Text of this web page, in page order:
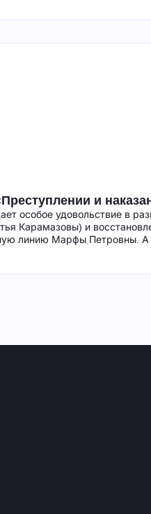
и
особое удовольствие в
Карамазовы) и
линию Марфы Петровны. А